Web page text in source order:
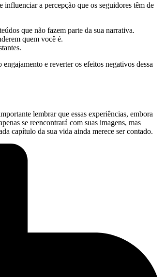
a percepção‍ que⁢ os seguidores têm de
que não⁢ fazem parte da sua narrativa.
quem você é.
e reverter os efeitos negativos dessa
lembrar que ⁢essas experiências, embora
se reencontrará com suas imagens,‍ mas
capítulo da sua vida ainda merece ser contado.